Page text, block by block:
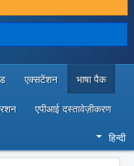
एक्सटेंशन भाषा पैक
एपीआई दस्तावेज़ीकरण
हिन्दी